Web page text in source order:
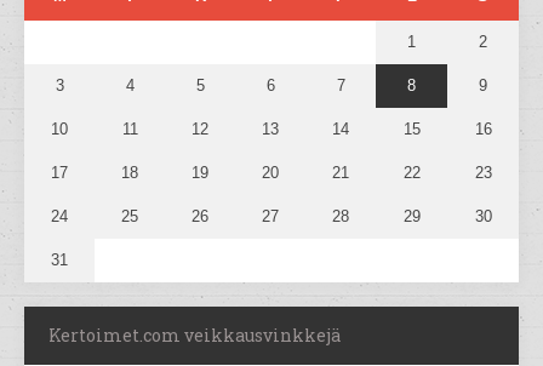
1 2
3 4 5 6 7 8 9
10 11 12 13 14 15 16
17 18 19 20 21 22 23
24 25 26 27 28 29 30
31
Kertoimet.com veikkausvinkkejä